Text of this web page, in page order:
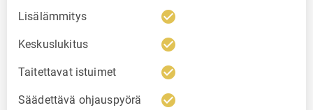
Lisälämmitys check_circle
Keskuslukitus check_circle
Taitettavat istuimet check_circle
Säädettävä ohjauspyörä check_circle